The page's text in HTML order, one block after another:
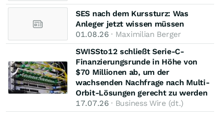
SES nach dem Kurssturz: Was
Anleger jetzt wissen müssen
01.08.26 · Maximilian Berger
SWISSto12 schließt Serie-C-
Finanzierungsrunde in Höhe von
$70 Millionen ab, um der
wachsenden Nachfrage nach Multi-
Orbit-Lösungen gerecht zu werden
17.07.26 · Business Wire (dt.)